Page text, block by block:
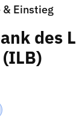
Einstieg
des